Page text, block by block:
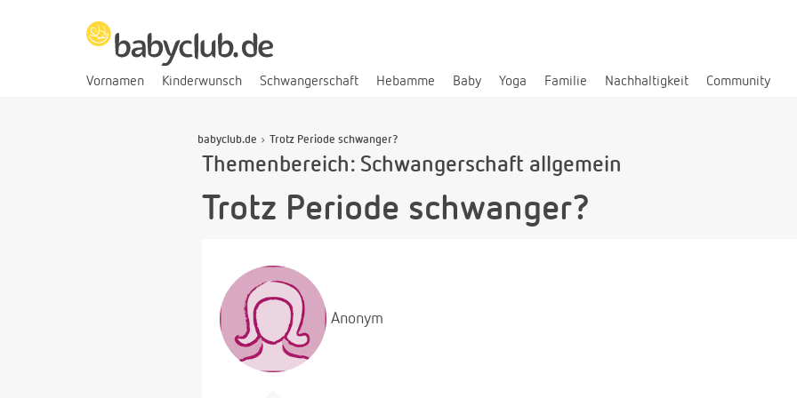
Vornamen Kinderwunsch Schwangerschaft Hebamme Baby Yoga Familie Nachhaltigkeit Community
babyclub.de Trotz Periode schwanger?
Themenbereich: Schwangerschaft allgemein
Trotz Periode schwanger?
Anonym